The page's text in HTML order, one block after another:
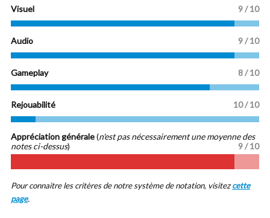
Visuel 9 / 10
Audio 9 / 10
Gameplay 8 / 10
Rejouabilité 10 / 10
Appréciation générale(n'est pas nécessairement une moyenne des
notes ci-dessus) 9 / 10
Pour connaitre les critères de notre système de notation, visitezcette
page.